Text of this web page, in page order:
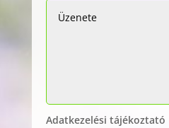
Adatkezelési tájékoztató